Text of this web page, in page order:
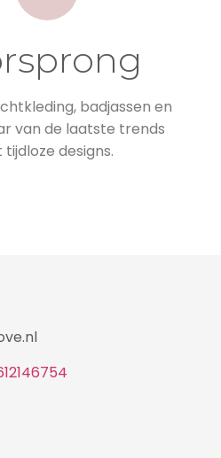
badjassen en
van de laatste trends
designs.